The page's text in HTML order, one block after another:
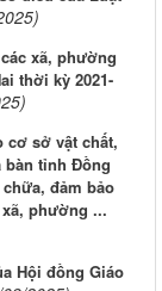
xã, phường
thời kỳ 2021-
cơ sở vật chất,
tỉnh Đồng
đảm bảo
phường ...
Hội đồng Giáo